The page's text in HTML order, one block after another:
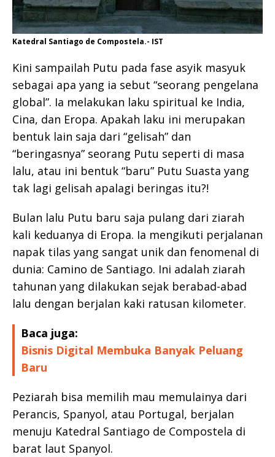
Katedral Santiago de Compostela.- IST
Kini sampailah Putu pada fase asyik masyuk
sebagai apa yang ia sebut “seorang pengelana
global”. Ia melakukan laku spiritual ke India,
Cina, dan Eropa. Apakah laku ini merupakan
bentuk lain saja dari “gelisah” dan
“beringasnya” seorang Putu seperti di masa
lalu, atau ini bentuk “baru” Putu Suasta yang
tak lagi gelisah apalagi beringas itu?!
Bulan lalu Putu baru saja pulang dari ziarah
kali keduanya di Eropa. Ia mengikuti perjalanan
napak tilas yang sangat unik dan fenomenal di
dunia: Camino de Santiago. Ini adalah ziarah
tahunan yang dilakukan sejak berabad-abad
lalu dengan berjalan kaki ratusan kilometer.
Baca juga:
Bisnis Digital Membuka Banyak Peluang
Baru
Peziarah bisa memilih mau memulainya dari
Perancis, Spanyol, atau Portugal, berjalan
menuju Katedral Santiago de Compostela di
barat laut Spanyol.